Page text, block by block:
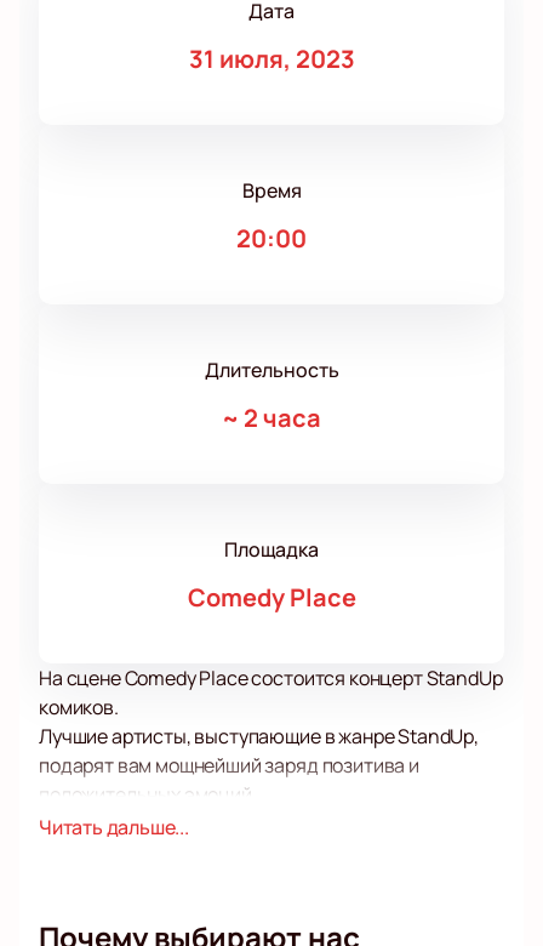
Дата
31 июля, 2023
Время
20:00
Длительность
~ 2 часа
Площадка
Comedy Place
На сцене Comedy Place состоится концерт StandUp
комиков.
Лучшие артисты, выступающие в жанре StandUp,
подарят вам мощнейший заряд позитива и
положительных эмоций.
Этот жанр позволяет вести с аудиторией
шуток. Нельзя назвать стендап легким занятием,
Читать дальше...
Почему выбирают нас